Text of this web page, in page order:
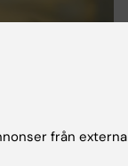
från externa